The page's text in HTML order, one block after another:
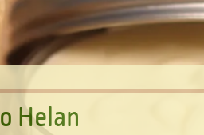
o Helan